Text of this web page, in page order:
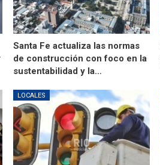
Santa Fe actualiza las normas
de construcción con foco en la
sustentabilidad y la…
LOCALES